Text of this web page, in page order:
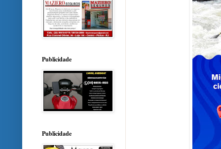
Publicidade
Publicidade